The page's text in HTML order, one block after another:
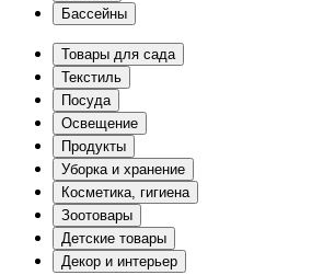
Бассейны
Товары для сада
Текстиль
Посуда
Освещение
Продукты
Уборка и хранение
Косметика, гигиена
Зоотовары
Детские товары
Декор и интерьер